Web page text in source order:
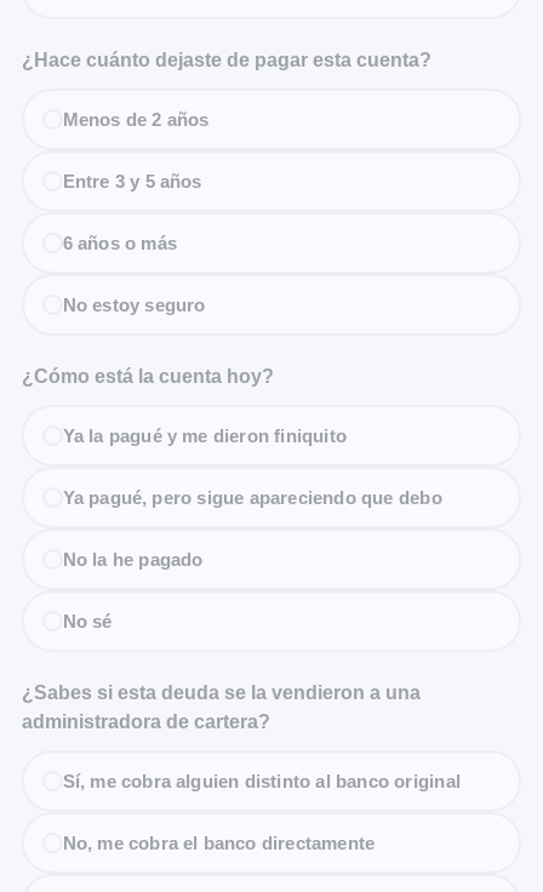
¿Hace cuánto dejaste de pagar esta cuenta?
Menos de 2 años
Entre 3 y 5 años
6 años o más
No estoy seguro
¿Cómo está la cuenta hoy?
Ya la pagué y me dieron finiquito
Ya pagué, pero sigue apareciendo que debo
No la he pagado
No sé
¿Sabes si esta deuda se la vendieron a una
administradora de cartera?
Sí, me cobra alguien distinto al banco original
No, me cobra el banco directamente